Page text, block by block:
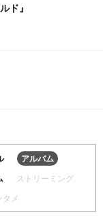
ド』
アルバム
ストリーミング
タメ